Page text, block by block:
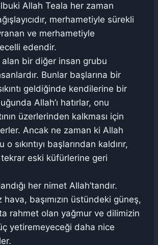
Allah Teala her zaman
merhametiyle sürekli
ve merhametiyle
edendir.
bir diğer insan grubu
Bunlar başlarına bir
geldiğinde kendilerine bir
Allah’ı hatırlar, onu
üzerlerinden kalkması için
Ancak ne zaman ki Allah
sıkıntıyı başlarından kaldırır,
eski küfürlerine geri
her nimet Allah’tandır.
başımızın üstündeki güneş,
rahmet olan yağmur ve dilimizin
yetiremeyeceği daha nice